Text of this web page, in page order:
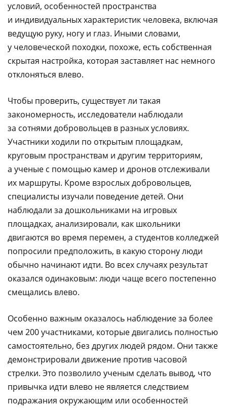
условий, особенностей пространства
и индивидуальных характеристик человека, включая
ведущую руку, ногу и глаз. Иными словами,
у человеческой походки, похоже, есть собственная
скрытая настройка, которая заставляет нас немного
отклоняться влево.
Чтобы проверить, существует ли такая
закономерность, исследователи наблюдали
за сотнями добровольцев в разных условиях.
Участники ходили по открытым площадкам,
круговым пространствам и другим территориям,
а ученые с помощью камер и дронов отслеживали
их маршруты. Кроме взрослых добровольцев,
специалисты изучали поведение детей. Они
наблюдали за дошкольниками на игровых
площадках, анализировали, как школьники
двигаются во время перемен, а студентов колледжей
попросили предположить, в какую сторону люди
обычно начинают идти. Во всех случаях результат
оказался одинаковым: люди чаще всего постепенно
смещались влево.
Особенно важным оказалось наблюдение за более
чем 200 участниками, которые двигались полностью
самостоятельно, без других людей рядом. Они также
демонстрировали движение против часовой
стрелки. Это позволило ученым сделать вывод, что
привычка идти влево не является следствием
подражания окружающим или особенностей